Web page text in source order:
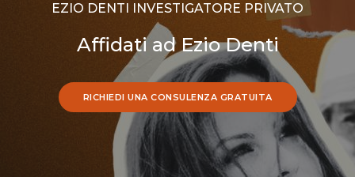
EZIO DENTI INVESTIGATORE PRIVATO
Affidati ad Ezio Denti
RICHIEDI UNA CONSULENZA GRATUITA